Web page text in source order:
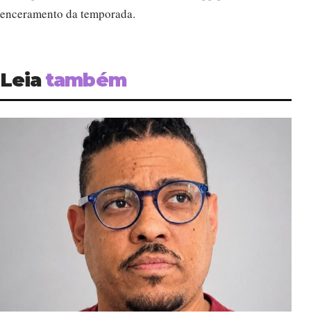
enceramento da temporada.
Leiatambém